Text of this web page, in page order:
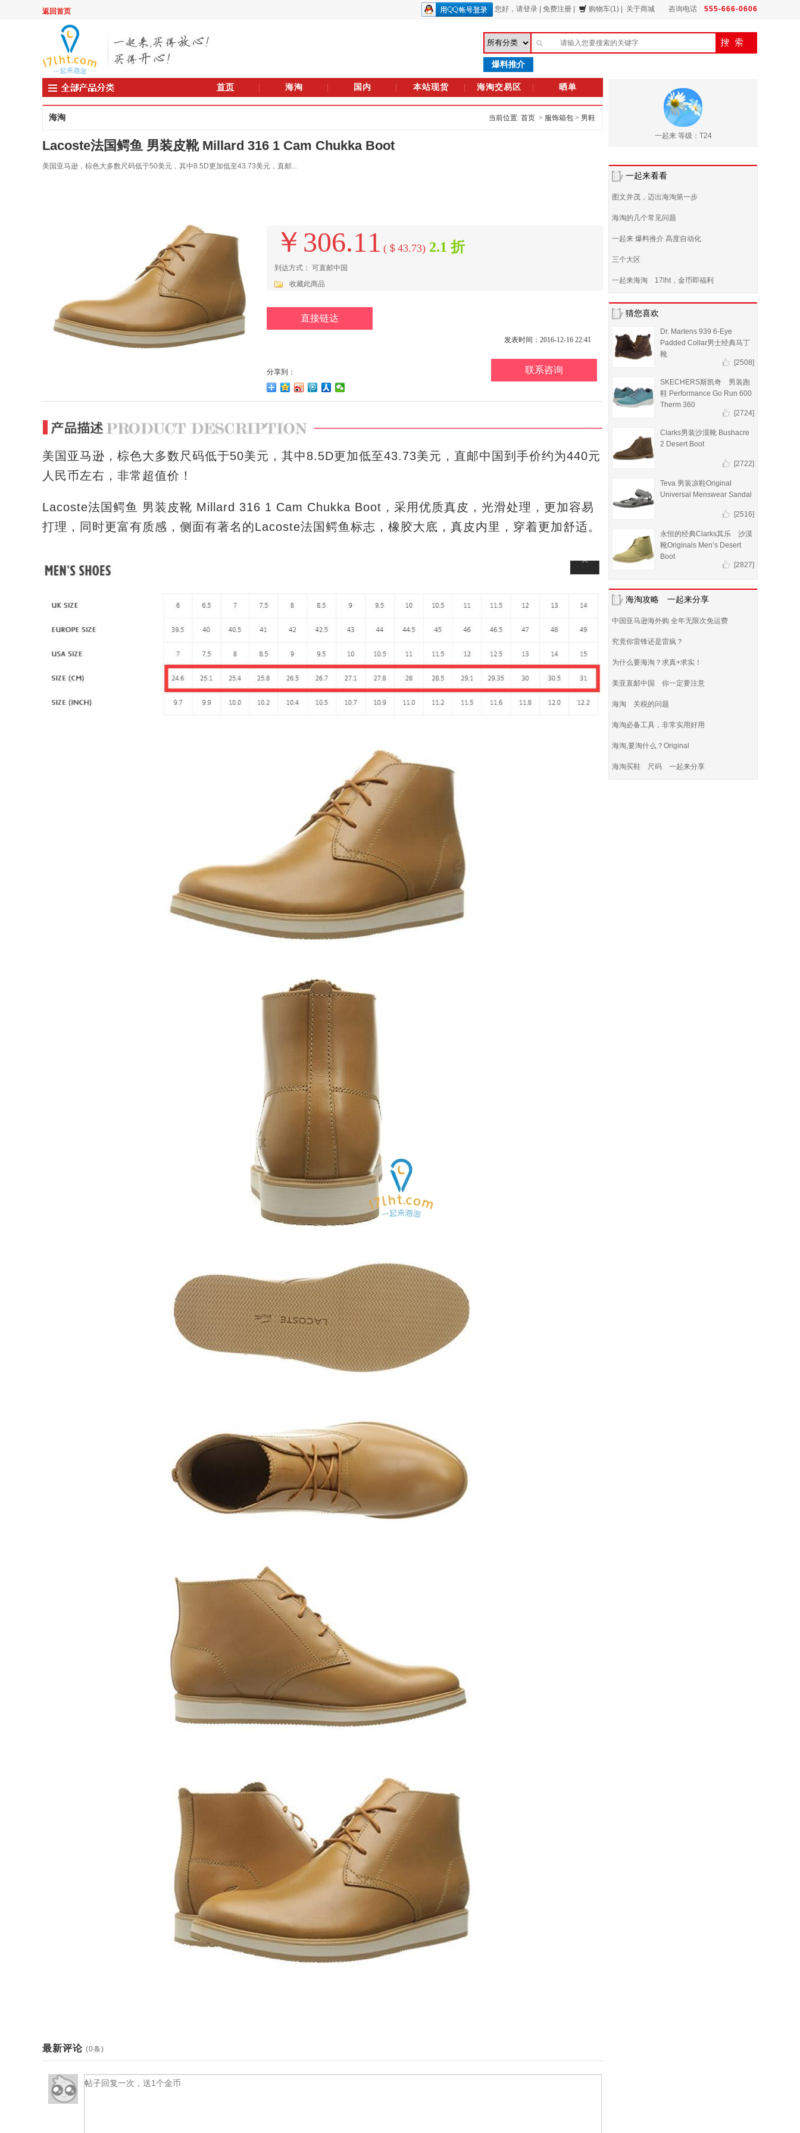
返回首页 您好， 请登录 免费注册 购物车(1) 关于商城 咨询电话 555-666-0606
爆料推介
首页 海淘 国内 本站现货 海淘交易区 晒单
海淘 当前位置: 首页 > 服饰箱包 > 男鞋
Lacoste法国鳄鱼 男装皮靴 Millard 316 1 Cam Chukka Boot
美国亚马逊，棕色大多数尺码低于50美元，其中8.5D更加低至43.73美元，直邮...
￥306.11 (＄43.73) 2.1 折
到达方式： 可直邮中国
收藏此商品
直接链达
发表时间：2016-12-16 22:41
联系咨询
分享到：
美国亚马逊，棕色大多数尺码低于50美元，其中8.5D更加低至43.73美元，直邮中国到手价约为440元
人民币左右，非常超值价！
Lacoste法国鳄鱼 男装皮靴 Millard 316 1 Cam Chukka Boot，采用优质真皮，光滑处理，更加容易
打理，同时更富有质感，侧面有著名的Lacoste法国鳄鱼标志，橡胶大底，真皮内里，穿着更加舒适。
最新评论 (0条)
一起来 等级：T24
一起来看看
图文并茂，迈出海淘第一步
海淘的几个常见问题
一起来 爆料推介 高度自动化
三个大区
一起来海淘 17lht，金币即福利
猜您喜欢
Dr. Martens 939 6-Eye
Padded Collar男士经典马丁
靴
[2508]
SKECHERS斯凯奇 男装跑
鞋 Performance Go Run 600
Therm 360
[2724]
Clarks男装沙漠靴 Bushacre
2 Desert Boot
[2722]
Teva 男装凉鞋Original
Universal Menswear Sandal
[2516]
永恒的经典Clarks其乐 沙漠
靴Originals Men’s Desert
Boot
[2827]
海淘攻略 一起来分享
中国亚马逊海外购 全年无限次免运费
究竟你雷锋还是雷疯？
为什么要海淘？求真+求实！
美亚直邮中国 你一定要注意
海淘 关税的问题
海淘必备工具，非常实用好用
海淘,要淘什么？Original
海淘买鞋 尺码 一起来分享